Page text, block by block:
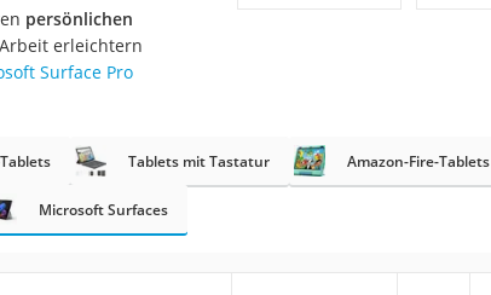
persönlichen
erleichtern
Surface Pro
Tablets mit Tastatur Amazon-Fire-Tablets
Microsoft Surfaces